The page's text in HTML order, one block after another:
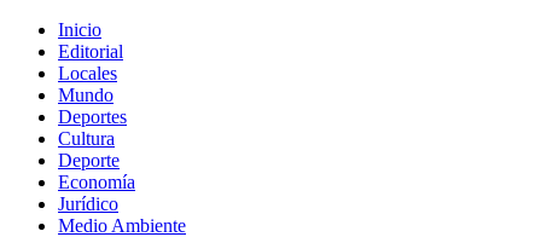
Inicio
Editorial
Locales
Mundo
Deportes
Cultura
Deporte
Economía
Jurídico
Medio Ambiente